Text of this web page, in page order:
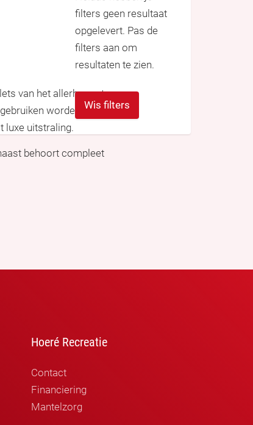
van het allerhoogste
worden ook voor
luxe uitstraling.
behoort compleet
filters geen resultaat
opgelevert. Pas de
filters aan om
resultaten te zien.
Wis filters
Hoeré Recreatie
Contact
Financiering
Mantelzorg